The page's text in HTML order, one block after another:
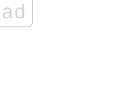
ad